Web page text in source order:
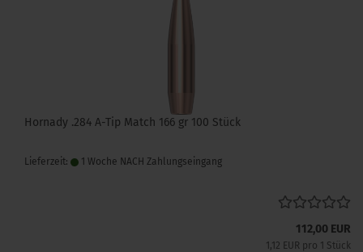
Hornady .284 A-Tip Match 166 gr 100 Stück
Lieferzeit: 1 Woche NACH Zahlungseingang
112,00 EUR
1,12 EUR pro 1 Stück